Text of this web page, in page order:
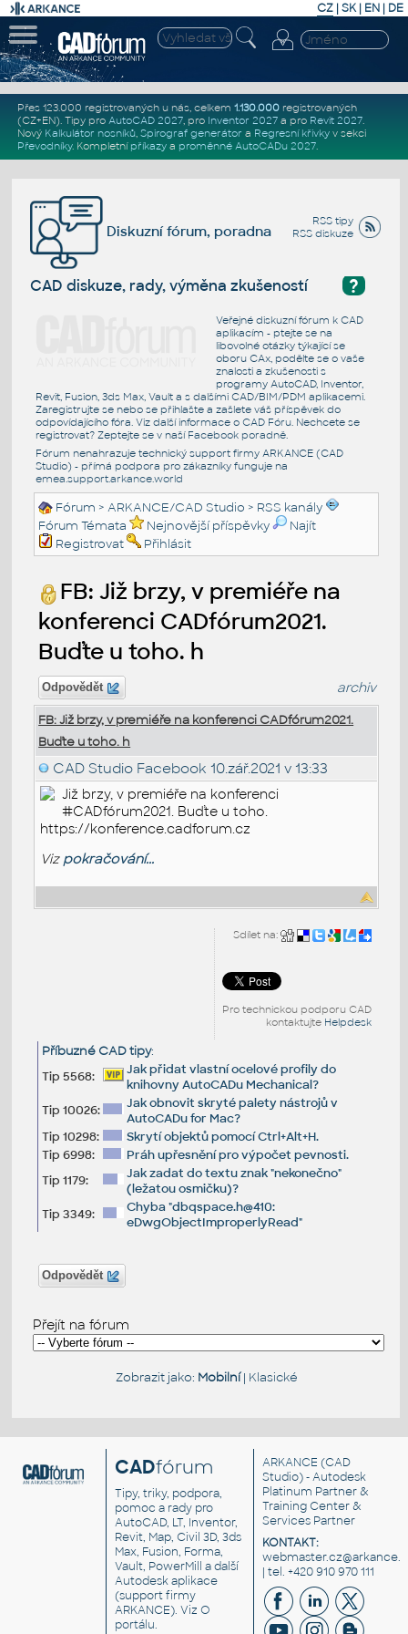
CZ | SK| EN | DE
Přes 123.000 registrovaných u nás, celkem 1.130.000registrovaných
(CZ+EN). Tipy pro AutoCAD 2027, pro Inventor 2027a pro Revit 2027.
Nový Kalkulátor nosníků, Spirograf generátor a Regresní křivkyv sekci
Převodníky. Kompletní příkazya proměnné AutoCADu 2027.
RSS tipy
RSS diskuze
Diskuzní fórum, poradna
?
CAD diskuze, rady, výměna zkušeností
Veřejné diskuzní fórum k CAD
aplikacím - ptejte se na
libovolné otázky týkající se
oboru CAx, podělte se o vaše
znalosti a zkušenosti s
programy AutoCAD, Inventor,
Revit, Fusion, 3ds Max, Vault a s dalšími CAD/BIM/PDM aplikacemi.
Zaregistrujte se nebo se přihlašte a zašlete váš příspěvek do
odpovídajícího fóra. Viz další informace o CAD Fóru. Nechcete se
registrovat? Zeptejte se v naší Facebook poradně.
Fórum nenahrazuje technický support firmy ARKANCE (CAD
Studio) - přímá podpora pro zákazníky funguje na
emea.support.arkance.world
Fórum >ARKANCE/CAD Studio > RSS kanály
Fórum Témata
Nejnovější příspěvky
Najít
Registrovat
Přihlásit
FB: Již brzy, v premiéře na
konferenci CADfórum2021.
Buďte u toho. h
Odpovědět archiv
FB: Již brzy, v premiéře na konferenci CADfórum2021.
Buďte u toho. h
CAD Studio Facebook 10.zář.2021 v 13:33
Již brzy, v premiéře na konferenci
#CADfórum2021. Buďte u toho.
https://konference.cadforum.cz
Viz pokračování...
Sdílet na:
Pro technickou podporu CAD
kontaktujte Helpdesk
Příbuzné CAD tipy:
Tip 5568:
Jak přidat vlastní ocelové profily do
knihovny AutoCADu Mechanical?
Tip 10026:
Jak obnovit skryté palety nástrojů v
AutoCADu for Mac?
Tip 10298:
Skrytí objektů pomocí Ctrl+Alt+H.
Tip 6998:
Práh upřesnění pro výpočet pevnosti.
Tip 1179:
Jak zadat do textu znak "nekonečno"
(ležatou osmičku)?
Tip 3349:
Chyba "dbqspace.h@410:
eDwgObjectImproperlyRead"
Odpovědět
Přejít na fórum
Zobrazit jako: Mobilní| Klasické
CADfórum
Tipy, triky, podpora,
pomoc a rady pro
AutoCAD, LT, Inventor,
Revit, Map, Civil 3D, 3ds
Max, Fusion, Forma,
Vault, PowerMill a další
Autodesk aplikace
(support firmy
ARKANCE). VizO
portálu.
ARKANCE (CAD
Studio) - Autodesk
Platinum Partner &
Training Center &
Services Partner
KONTAKT:
| tel. +420 910 970 111